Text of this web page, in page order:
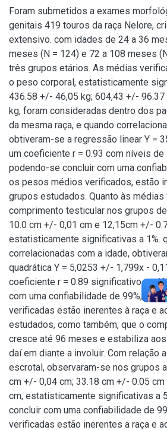
Foram submetidos a exames
genitais 419 touros da raça Nelore,
extensivo. com idades de 24 a 36
meses (N = 124) e 72 a 108 meses
três grupos etários. As médias
o peso corporal, estatisticamente
436.58 +/- 46,05 kg; 604,43 +/-
kg, foram consideradas dentro dos
da mesma raça, e quando
obtiveram-se a regressão linear Y =
um coeficiente r = 0.93 com níveis de
podendo-se concluir com uma
os pesos médios verificados, estão
grupos estudados. Quanto às
comprimento testicular nos grupos
10.0 cm +/- 0,01 cm e 12,15cm +/-
estatisticamente significativas a 1%.
correlacionadas com a idade,
quadrática Y = 5,0253 +/- 1,799x -
coeficiente r = 0.89 significativos a
com uma confiabilidade de 99%, que
verificadas estão inerentes à raça e
estudados, como também, que o
cresce até 96 meses e estabiliza
daí em diante a involuir. Com relação
escrotal, observaram-se nos grupos
cm +/- 0,04 cm; 33.18 cm +/- 0.05
cm, estatisticamente significativas a
concluir com uma confiabilidade de
verificadas estão inerentes a raça e